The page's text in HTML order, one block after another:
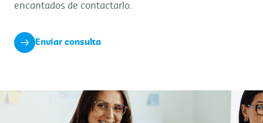
encantados de contactarlo.
Enviar consulta